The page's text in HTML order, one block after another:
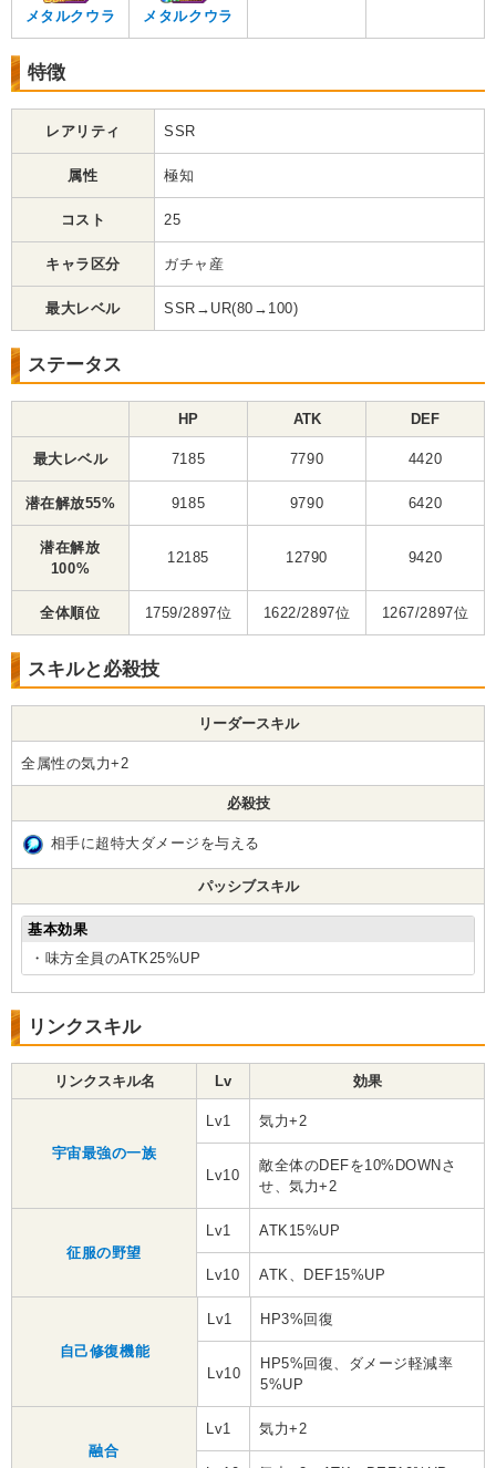
メタルクウラ メタルクウラ
特徴
レアリティ SSR
属性 極知
コスト 25
キャラ区分 ガチャ産
最大レベル SSR→UR(80→100)
ステータス
HP ATK DEF
最大レベル 7185 7790 4420
潜在解放55% 9185 9790 6420
潜在解放
100%
12185 12790 9420
全体順位 1759/2897位 1622/2897位 1267/2897位
スキルと必殺技
リーダースキル
全属性の気力+2
必殺技
相手に超特大ダメージを与える
パッシブスキル
基本効果
・味方全員のATK25%UP
リンクスキル
リンクスキル名 Lv 効果
宇宙最強の一族
Lv1 気力+2
Lv10
敵全体のDEFを10%DOWNさ
せ、気力+2
征服の野望
Lv1 ATK15%UP
Lv10 ATK、DEF15%UP
自己修復機能
Lv1 HP3%回復
Lv10
HP5%回復、ダメージ軽減率
5%UP
融合
Lv1 気力+2